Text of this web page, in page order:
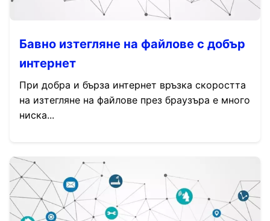
Бавно изтегляне на файлове с добър
интернет
При добра и бърза интернет връзка скоростта
на изтегляне на файлове през браузъра е много
ниска...